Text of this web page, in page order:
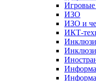
Игровые
ИЗО
ИЗО и
ИКТ-